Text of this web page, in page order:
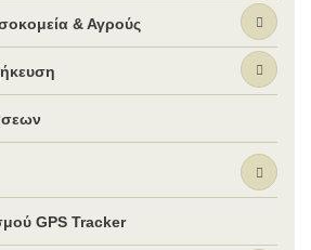
& Αγρούς
GPS Tracker